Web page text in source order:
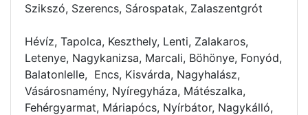
Szikszó, Szerencs, Sárospatak, Zalaszentgrót
Hévíz, Tapolca, Keszthely, Lenti, Zalakaros,
Letenye, Nagykanizsa, Marcali, Böhönye, Fonyód,
Balatonlelle, Encs, Kisvárda, Nagyhalász,
Vásárosnamény, Nyíregyháza, Mátészalka,
Fehérgyarmat, Máriapócs, Nyírbátor, Nagykálló,